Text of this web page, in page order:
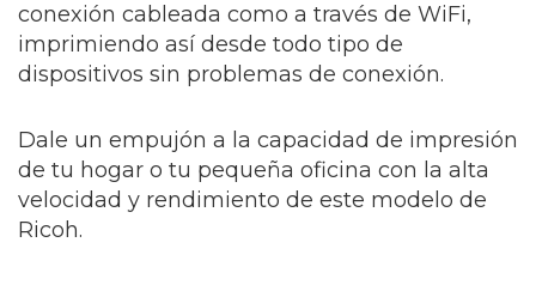
conexión cableada como a través de WiFi,
imprimiendo así desde todo tipo de
dispositivos sin problemas de conexión.
Dale un empujón a la capacidad de impresión
de tu hogar o tu pequeña oficina con la alta
velocidad y rendimiento de este modelo de
Ricoh.